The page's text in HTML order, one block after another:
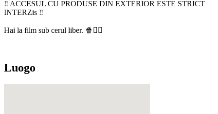
‼️ ACCESUL CU PRODUSE DIN EXTERIOR ESTE STRICT
INTERZis ‼️
Hai la film sub cerul liber. 🍿🏴‍☠️
Luogo